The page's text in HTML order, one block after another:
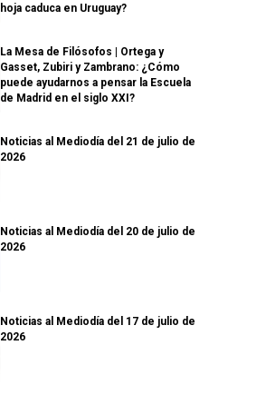
hoja caduca en Uruguay?
La Mesa de Filósofos | Ortega y
Gasset, Zubiri y Zambrano: ¿Cómo
puede ayudarnos a pensar la Escuela
de Madrid en el siglo XXI?
Noticias al Mediodía del 21 de julio de
2026
Noticias al Mediodía del 20 de julio de
2026
Noticias al Mediodía del 17 de julio de
2026